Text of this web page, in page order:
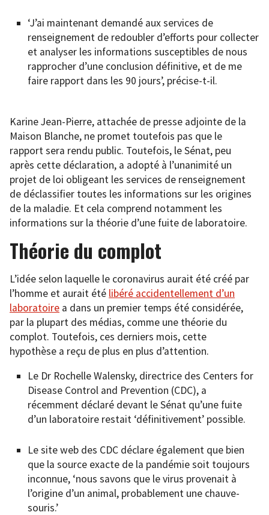
‘J’ai maintenant demandé aux services de
renseignement de redoubler d’efforts pour collecter
et analyser les informations susceptibles de nous
rapprocher d’une conclusion définitive, et de me
faire rapport dans les 90 jours’, précise-t-il.
Karine Jean-Pierre, attachée de presse adjointe de la
Maison Blanche, ne promet toutefois pas que le
rapport sera rendu public. Toutefois, le Sénat, peu
après cette déclaration, a adopté à l’unanimité un
projet de loi obligeant les services de renseignement
de déclassifier toutes les informations sur les origines
de la maladie. Et cela comprend notamment les
informations sur la théorie d’une fuite de laboratoire.
Théorie du complot
L’idée selon laquelle le coronavirus aurait été créé par
l’homme et aurait été libéré accidentellement d’un
laboratoire a dans un premier temps été considérée,
par la plupart des médias, comme une théorie du
complot. Toutefois, ces derniers mois, cette
hypothèse a reçu de plus en plus d’attention.
Le Dr Rochelle Walensky, directrice des Centers for
Disease Control and Prevention (CDC), a
récemment déclaré devant le Sénat qu’une fuite
d’un laboratoire restait ‘définitivement’ possible.
Le site web des CDC déclare également que bien
que la source exacte de la pandémie soit toujours
inconnue, ‘nous savons que le virus provenait à
l’origine d’un animal, probablement une chauve-
souris.’